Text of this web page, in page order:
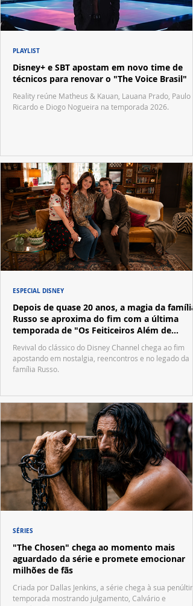
Disney+ e SBT apostam em novo time de
técnicos para renovar o "The Voice Brasil"
Reality reúne Matheus & Kauan, Lauana Prado, Paulo
Ricardo e Diogo Nogueira na temporada 2026.
PLAYLIST
Depois de quase 20 anos, a magia da família
Russo se aproxima do fim com a última
temporada de "Os Feiticeiros Além de
Waverly Place"
Revival do clássico do Disney Channel chega ao fim
apostando em nostalgia, reencontros e no legado da
família Russo.
ESPECIAL DISNEY
"The Chosen" chega ao momento mais
aguardado da série e promete emocionar
milhões de fãs
Criada por Dallas Jenkins, a série chega à sua
temporada mostrando julgamento, Calvário e
SÉRIES